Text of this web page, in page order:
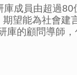
成員由超過80
望能為社會建
庫的顧問導師